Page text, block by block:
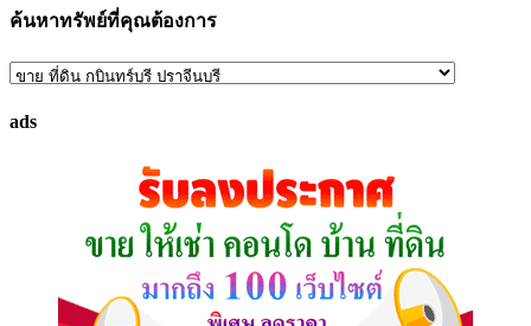
ค้นหาทรัพย์ที่คุณต้องการ
ค้นหา
ที่
ads